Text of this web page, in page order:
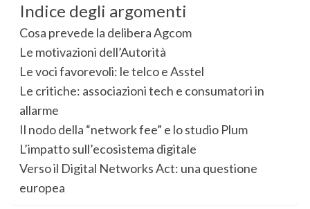
Indice degli argomenti
Cosa prevede la delibera Agcom
Le motivazioni dell’Autorità
Le voci favorevoli: le telco e Asstel
Le critiche: associazioni tech e consumatori in
allarme
Il nodo della “network fee” e lo studio Plum
L’impatto sull’ecosistema digitale
Verso il Digital Networks Act: una questione
europea